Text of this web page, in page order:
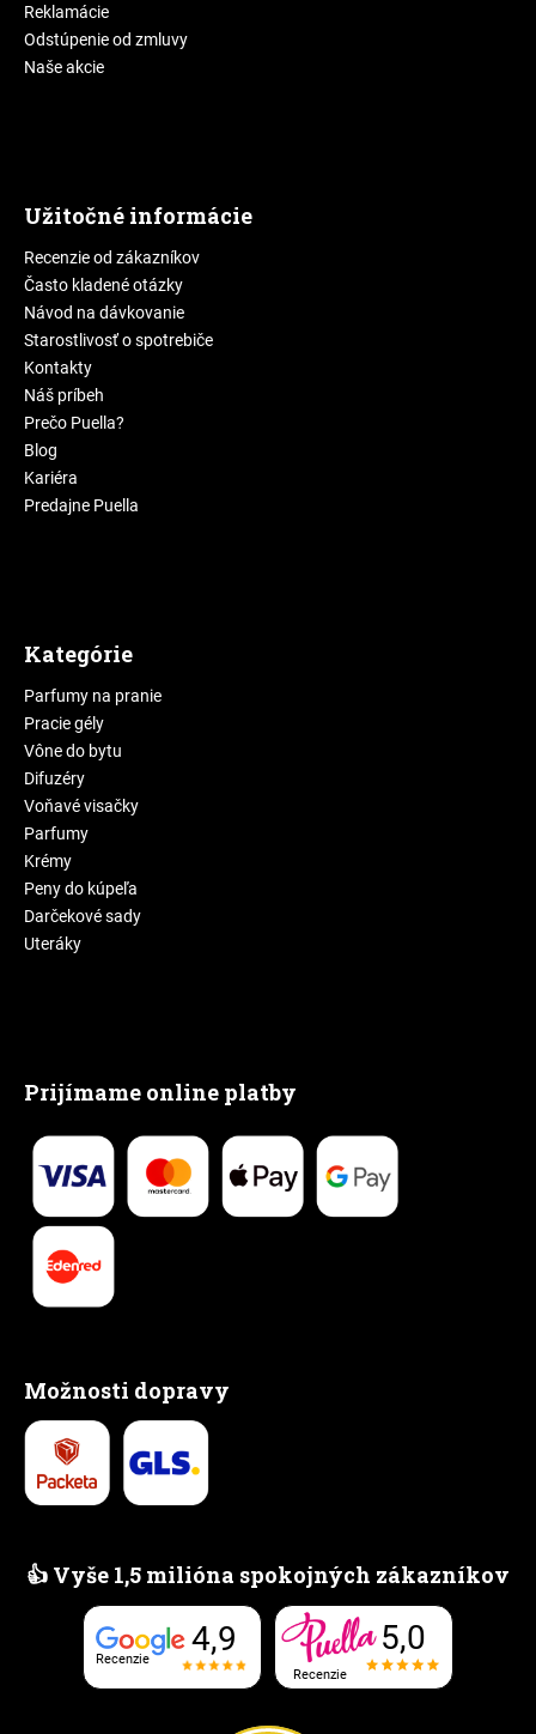
Reklamácie
Odstúpenie od zmluvy
Naše akcie
Užitočné informácie
Recenzie od zákazníkov
Často kladené otázky
Návod na dávkovanie
Starostlivosť o spotrebiče
Kontakty
Náš príbeh
Prečo Puella?
Blog
Kariéra
Predajne Puella
Kategórie
Parfumy na pranie
Pracie gély
Vône do bytu
Difuzéry
Voňavé visačky
Parfumy
Krémy
Peny do kúpeľa
Darčekové sady
Uteráky
Prijímame online platby
Možnosti dopravy
👍 Vyše 1,5 milióna spokojných zákazníkov
Recenzie
4,9
Recenzie
5,0